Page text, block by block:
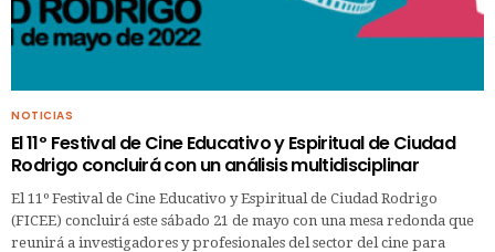
NOTICIAS
El 11º Festival de Cine Educativo y Espiritual de Ciudad
Rodrigo concluirá con un análisis multidisciplinar
El 11º Festival de Cine Educativo y Espiritual de Ciudad Rodrigo
(FICEE) concluirá este sábado 21 de mayo con una mesa redonda que
reunirá a investigadores y profesionales del sector del cine para